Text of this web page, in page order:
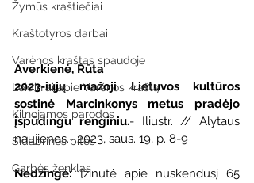
Žymūs kraštiečiai
Kraštotyros darbai
Varėnos kraštas spaudoje
Leidiniai apie Varėnos kraštą
Kilnojamos parodos
Sidabrinės bitės
Garbės ženklas
Averkienė, Rūta
2023-iųjų mažoji Lietuvos kultūros
sostinė Marcinkonys metus pradėjo
įspūdingu renginiu.- Iliustr. // Alytaus
naujienos.- 2023, saus. 19, p. 8-9
Nedzingė: [žinutė apie nuskendusį 65